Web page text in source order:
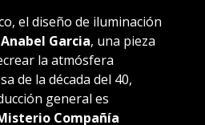
el diseño de iluminación
Anabel Garcia, una pieza
la atmósfera
de la década del 40,
general es
Compañía